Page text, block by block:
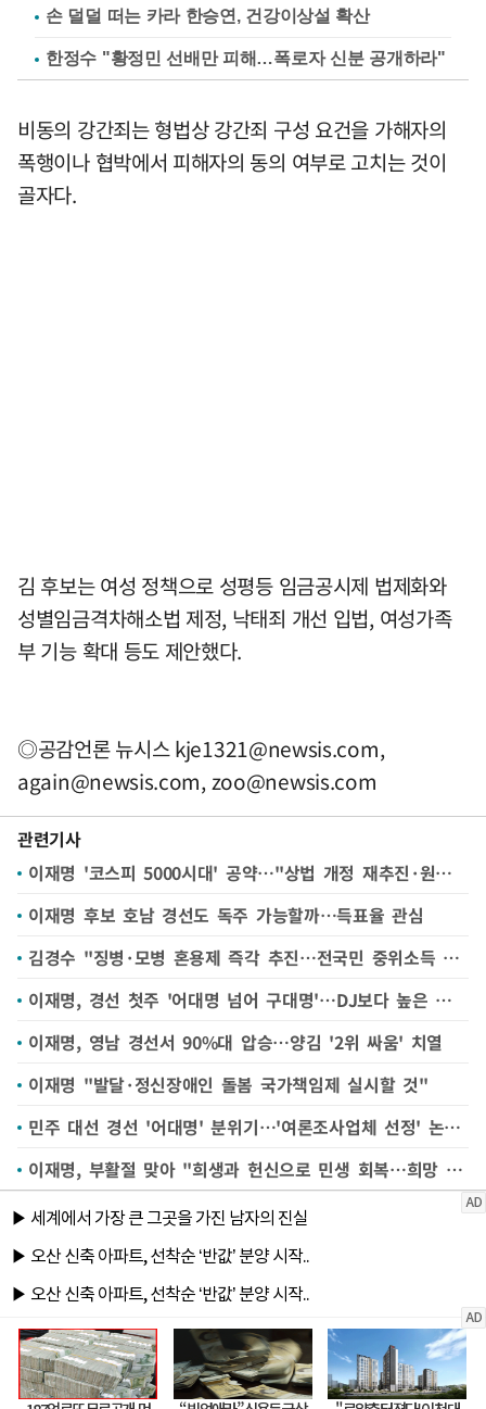
손 덜덜 떠는 카라 한승연, 건강이상설 확산
한정수 "황정민 선배만 피해…폭로자 신분 공개하라"
비동의 강간죄는 형법상 강간죄 구성 요건을 가해자의
폭행이나 협박에서 피해자의 동의 여부로 고치는 것이
골자다.
김 후보는 여성 정책으로 성평등 임금공시제 법제화와
성별임금격차해소법 제정, 낙태죄 개선 입법, 여성가족
부 기능 확대 등도 제안했다.
◎공감언론 뉴시스kje1321@newsis.com,
again@newsis.com,zoo@newsis.com
관련기사
이재명 '코스피 5000시대' 공약…"상법 개정 재추진·원스트라이크 아웃제 도입"
이재명 후보 호남 경선도 독주 가능할까…득표율 관심
김경수 "징병·모병 혼용제 즉각 추진…전국민 중위소득 40% 최저소득 보장"
이재명, 경선 첫주 '어대명 넘어 구대명'…DJ보다 높은 득표율
이재명, 영남 경선서 90%대 압승…양김 '2위 싸움' 치열
이재명 "발달·정신장애인 돌봄 국가책임제 실시할 것"
민주 대선 경선 '어대명' 분위기…'여론조사업체 선정' 논란 등 잡음도 이어져
이재명, 부활절 맞아 "희생과 헌신으로 민생 회복…희망 주는 일꾼 될 것"